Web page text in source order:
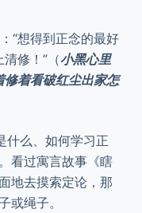
“想得到正念的最好
修！”（小黑心里
着看破红尘出家怎
什么、如何学习正
看过寓言故事《瞎
地去摸索定论，那
或绳子。